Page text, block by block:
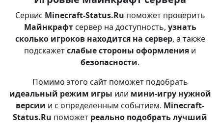
Сервис Minecraft-Status.Ru поможет проверить
Майнкрафтсервер на доступность, узнать
сколько игроков находится на сервер, а также
подскажетслабые стороны оформления и
безопасности.
Помимо этого сайт поможет подобрать
идеальный режим игры или мини-игру нужной
версии и с определенным событием. Minecraft-
Status.Ru поможет реально подобрать лучший